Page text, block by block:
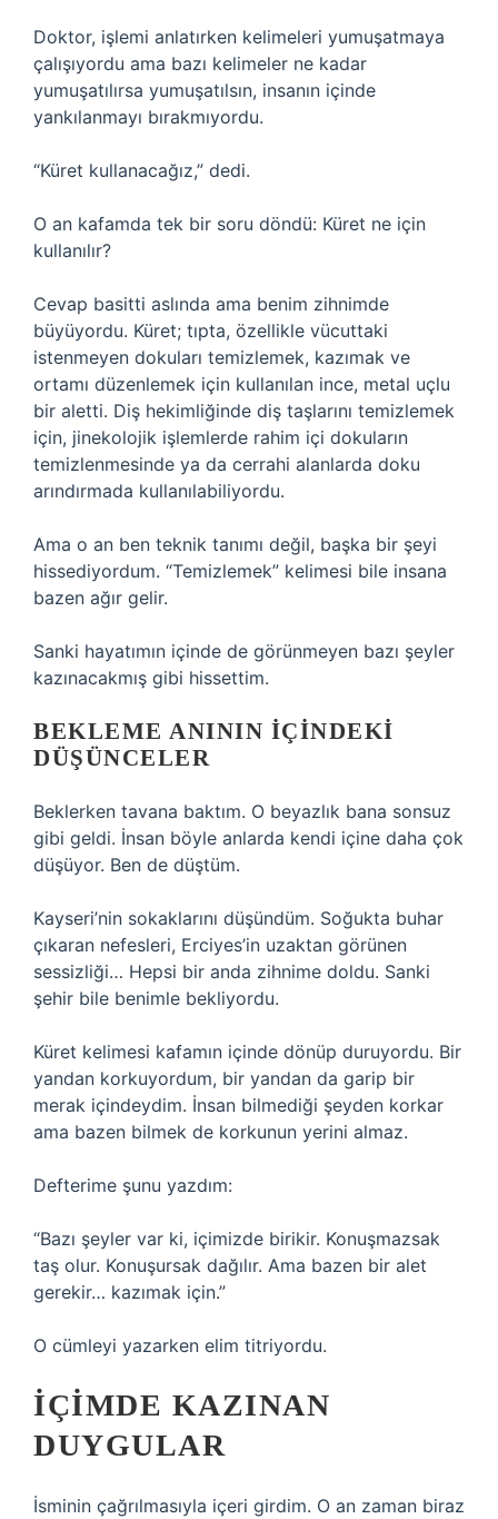
Doktor, işlemi anlatırken kelimeleri yumuşatmaya
çalışıyordu ama bazı kelimeler ne kadar
yumuşatılırsa yumuşatılsın, insanın içinde
yankılanmayı bırakmıyordu.
“Küret kullanacağız,” dedi.
O an kafamda tek bir soru döndü: Küret ne için
kullanılır?
Cevap basitti aslında ama benim zihnimde
büyüyordu. Küret; tıpta, özellikle vücuttaki
istenmeyen dokuları temizlemek, kazımak ve
ortamı düzenlemek için kullanılan ince, metal uçlu
bir aletti. Diş hekimliğinde diş taşlarını temizlemek
için, jinekolojik işlemlerde rahim içi dokuların
temizlenmesinde ya da cerrahi alanlarda doku
arındırmada kullanılabiliyordu.
Ama o an ben teknik tanımı değil, başka bir şeyi
hissediyordum. “Temizlemek” kelimesi bile insana
bazen ağır gelir.
Sanki hayatımın içinde de görünmeyen bazı şeyler
kazınacakmış gibi hissettim.
BEKLEME ANININ İÇINDEKI
DÜŞÜNCELER
Beklerken tavana baktım. O beyazlık bana sonsuz
gibi geldi. İnsan böyle anlarda kendi içine daha çok
düşüyor. Ben de düştüm.
Kayseri’nin sokaklarını düşündüm. Soğukta buhar
çıkaran nefesleri, Erciyes’in uzaktan görünen
sessizliği… Hepsi bir anda zihnime doldu. Sanki
şehir bile benimle bekliyordu.
Küret kelimesi kafamın içinde dönüp duruyordu. Bir
yandan korkuyordum, bir yandan da garip bir
merak içindeydim. İnsan bilmediği şeyden korkar
ama bazen bilmek de korkunun yerini almaz.
Defterime şunu yazdım:
“Bazı şeyler var ki, içimizde birikir. Konuşmazsak
taş olur. Konuşursak dağılır. Ama bazen bir alet
gerekir… kazımak için.”
O cümleyi yazarken elim titriyordu.
İÇIMDE KAZINAN
DUYGULAR
İsminin çağrılmasıyla içeri girdim. O an zaman biraz